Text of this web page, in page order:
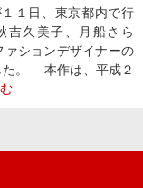
１日、東京都内で行
吉久美子、月船さら
ァションデザイナーの
た。 本作は、平成２